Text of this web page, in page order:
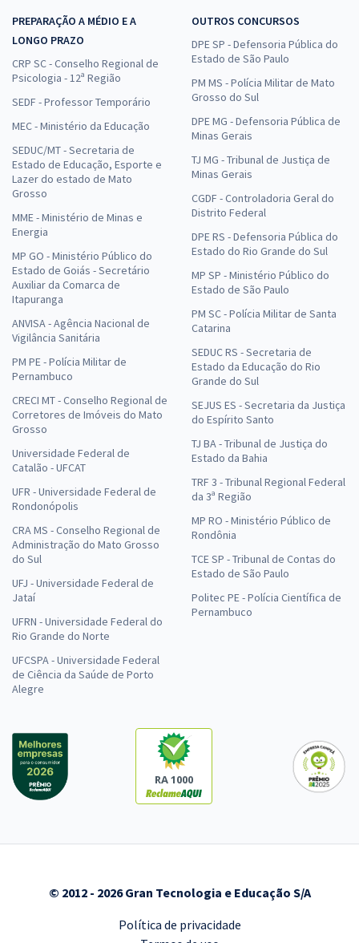
PREPARAÇÃO A MÉDIO E A
LONGO PRAZO
CRP SC - Conselho Regional de
Psicologia - 12ª Região
SEDF - Professor Temporário
MEC - Ministério da Educação
SEDUC/MT - Secretaria de
Estado de Educação, Esporte e
Lazer do estado de Mato
Grosso
MME - Ministério de Minas e
Energia
MP GO - Ministério Público do
Estado de Goiás - Secretário
Auxiliar da Comarca de
Itapuranga
ANVISA - Agência Nacional de
Vigilância Sanitária
PM PE - Polícia Militar de
Pernambuco
CRECI MT - Conselho Regional de
Corretores de Imóveis do Mato
Grosso
Universidade Federal de
Catalão - UFCAT
UFR - Universidade Federal de
Rondonópolis
CRA MS - Conselho Regional de
Administração do Mato Grosso
do Sul
UFJ - Universidade Federal de
Jataí
UFRN - Universidade Federal do
Rio Grande do Norte
UFCSPA - Universidade Federal
de Ciência da Saúde de Porto
Alegre
OUTROS CONCURSOS
DPE SP - Defensoria Pública do
Estado de São Paulo
PM MS - Polícia Militar de Mato
Grosso do Sul
DPE MG - Defensoria Pública de
Minas Gerais
TJ MG - Tribunal de Justiça de
Minas Gerais
CGDF - Controladoria Geral do
Distrito Federal
DPE RS - Defensoria Pública do
Estado do Rio Grande do Sul
MP SP - Ministério Público do
Estado de São Paulo
PM SC - Polícia Militar de Santa
Catarina
SEDUC RS - Secretaria de
Estado da Educação do Rio
Grande do Sul
SEJUS ES - Secretaria da Justiça
do Espírito Santo
TJ BA - Tribunal de Justiça do
Estado da Bahia
TRF 3 - Tribunal Regional Federal
da 3ª Região
MP RO - Ministério Público de
Rondônia
TCE SP - Tribunal de Contas do
Estado de São Paulo
Politec PE - Polícia Científica de
Pernambuco
RA 1000
© 2012 - 2026 Gran Tecnologia e Educação S/A
Política de privacidade